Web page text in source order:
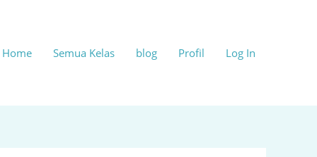
Home Semua Kelas blog Profil Log In